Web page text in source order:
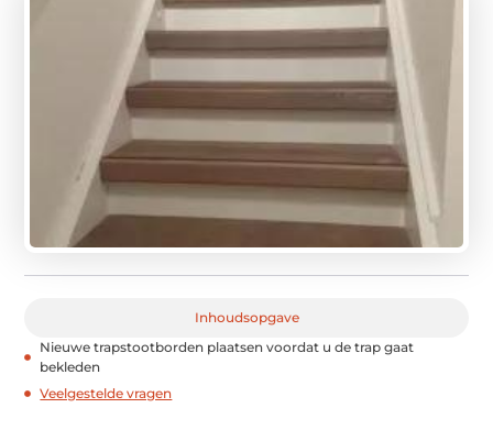
Inhoudsopgave
Nieuwe trapstootborden plaatsen voordat u de trap gaat
bekleden
Veelgestelde vragen